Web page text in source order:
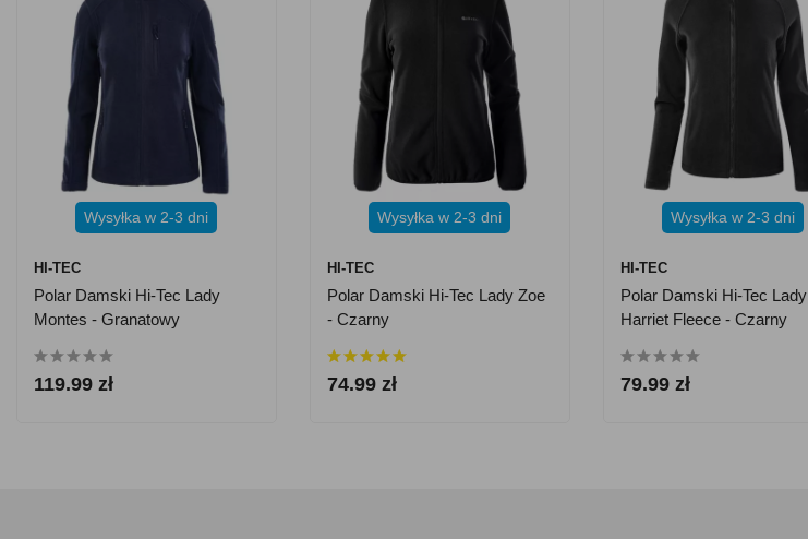
Wysyłka w 2-3 dni
HI-TEC
Polar Damski Hi-Tec Lady
Montes - Granatowy
119.99 zł
Wysyłka w 2-3 dni
HI-TEC
Polar Damski Hi-Tec Lady Zoe
- Czarny
74.99 zł
Wysyłka w 2-3 dni
HI-TEC
Polar Damski Hi-Tec Lady
Harriet Fleece - Czarny
79.99 zł